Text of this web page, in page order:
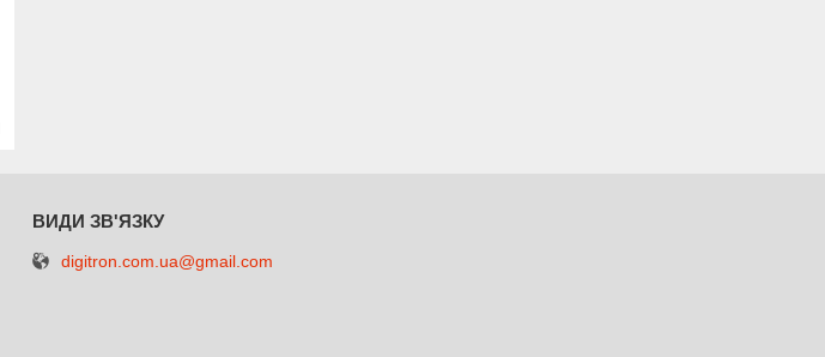
digitron.com.ua@gmail.com